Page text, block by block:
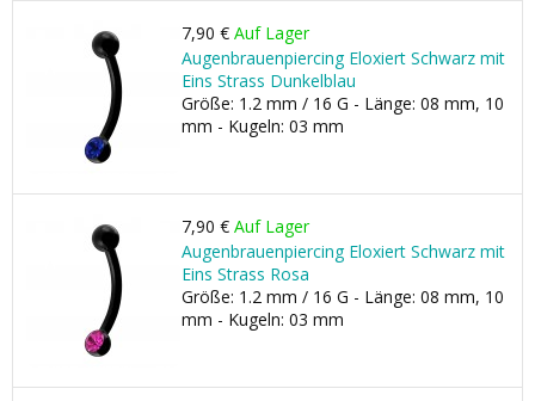
7,90 € Auf Lager
Augenbrauenpiercing Eloxiert Schwarz mit
Eins Strass Dunkelblau
Größe: 1.2 mm / 16 G - Länge: 08 mm, 10
mm - Kugeln: 03 mm
7,90 € Auf Lager
Augenbrauenpiercing Eloxiert Schwarz mit
Eins Strass Rosa
Größe: 1.2 mm / 16 G - Länge: 08 mm, 10
mm - Kugeln: 03 mm